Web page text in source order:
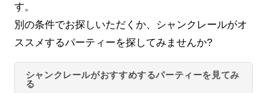
す。
別の条件でお探しいただくか、シャンクレールがオ
ススメするパーティーを探してみませんか?
シャンクレールがおすすめするパーティーを見てみ
る